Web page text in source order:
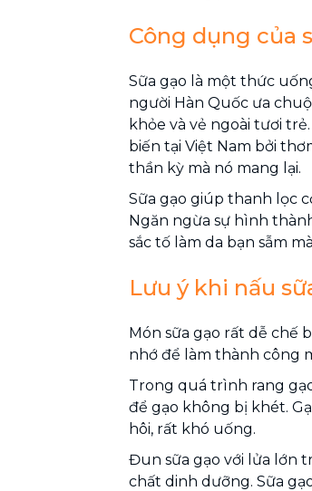
Công dụng của
Sữa gạo là một thức
người Hàn Quốc ưa
khỏe và vẻ ngoài tươi
biến tại Việt Nam bởi
thần kỳ mà nó mang lại.
Sữa gạo giúp thanh lọc
Ngăn ngừa sự hình
sắc tố làm da bạn sẫm
Lưu ý khi nấu
Món sữa gạo rất dễ chế
nhớ để làm thành công
Trong quá trình rang
để gạo không bị khét.
hôi, rất khó uống.
Đun sữa gạo với lửa lớn
chất dinh dưỡng. Sữa